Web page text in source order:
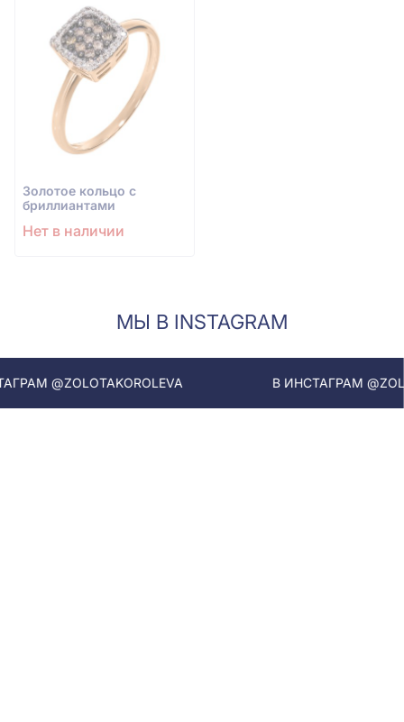
Золотое кольцо с
бриллиантами
Нет в наличии
МЫ В INSTAGRAM
В ИНСТАГРАМ